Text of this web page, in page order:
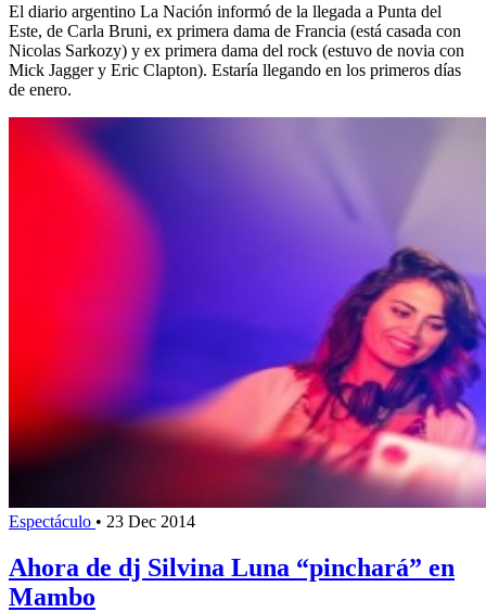
El diario argentino La Nación informó de la llegada a Punta del
Este, de Carla Bruni, ex primera dama de Francia (está casada con
Nicolas Sarkozy) y ex primera dama del rock (estuvo de novia con
Mick Jagger y Eric Clapton). Estaría llegando en los primeros días
de enero.
Espectáculo • 23 Dec 2014
Ahora de dj Silvina Luna “pinchará” en
Mambo